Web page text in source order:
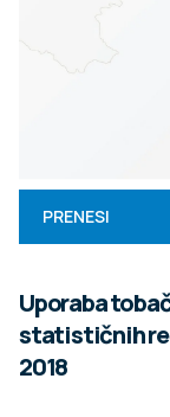
PRENESI
Uporaba
statističnih
2018